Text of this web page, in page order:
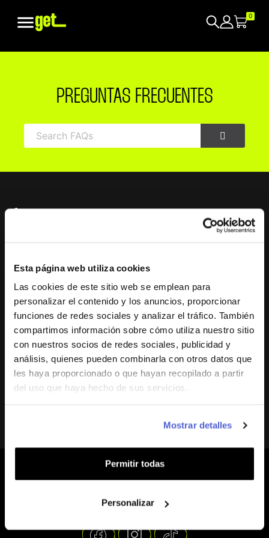
Esta página web utiliza cookies
Las cookies de este sitio web se emplean para
personalizar el contenido y los anuncios, proporcionar
funciones de redes sociales y analizar el tráfico. También
compartimos información sobre cómo utiliza nuestro sitio
con nuestros socios de redes sociales, publicidad y
análisis, quienes pueden combinarla con otros datos que
les haya proporcionado o que hayan recopilado a partir
del uso que haya hecho de sus servicios.
Mostrar detalles
Permitir todas
Personalizar
 0
PREGUNTAS FRECUENTES
¿Cuáles Son Las Ventajas De Ser Afiliado Get ?
¿Cuáles son las ventajas de ser Afiliadoget?
Como afiliado deget , ganas comisiones por cada venta
realizada con tu código, ofreces descuentos exclusivos a
tu comunidad y recomiendas una marca de eSIM de viaje
disponible en más de 150 países y regiones. Además,
cuentas con un panel dedicado para seguir tu rendimiento
Con nosotros, el mundo es tu hotspot